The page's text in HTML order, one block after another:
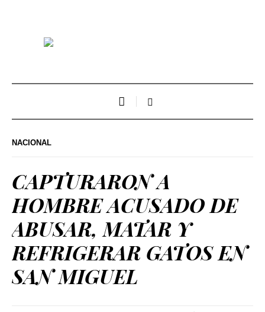
NACIONAL
CAPTURARON A
HOMBRE ACUSADO DE
ABUSAR, MATAR Y
REFRIGERAR GATOS EN
SAN MIGUEL